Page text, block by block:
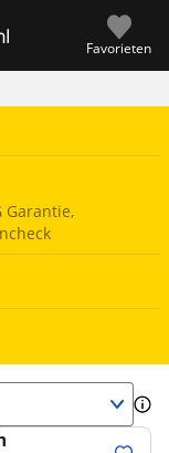
Favorieten
Garantie,